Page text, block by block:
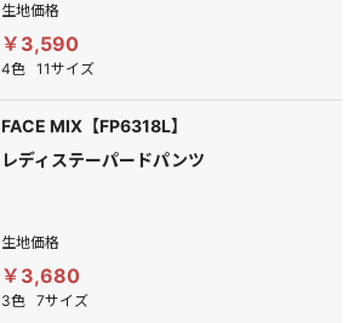
生地価格
￥3,590
4色 11サイズ
FACE MIX【FP6318L】
レディステーパードパンツ
生地価格
￥3,680
3色 7サイズ